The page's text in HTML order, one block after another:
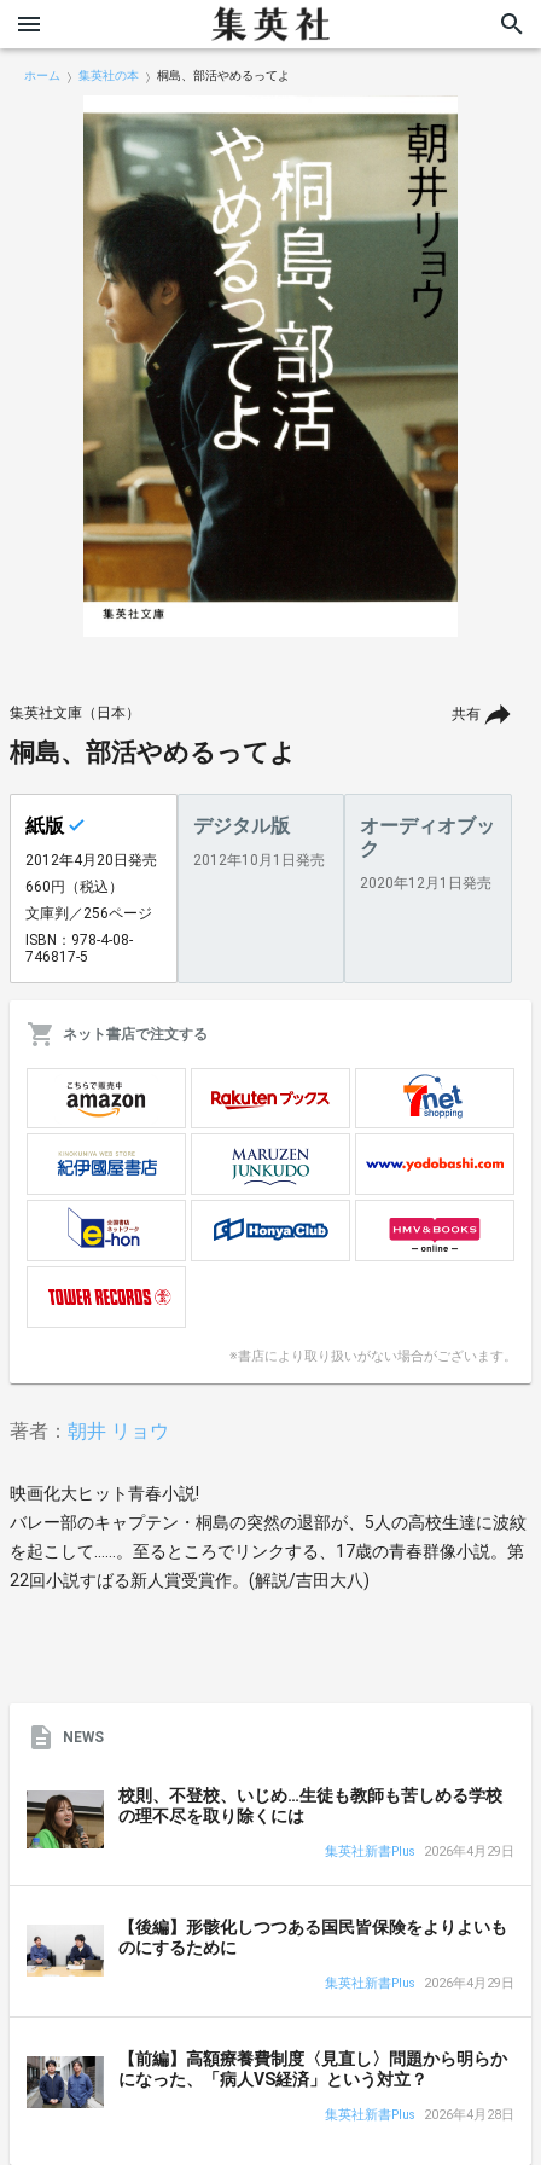
ホーム 集英社の本 桐島、部活やめるってよ
共有
集英社文庫（日本）
桐島、部活やめるってよ
紙版
2012年4月20日発売
660円（税込）
文庫判／256ページ
ISBN：978-4-08-
746817-5
デジタル版
2012年10月1日発売
オーディオブッ
ク
2020年12月1日発売
ネット書店で注文する
※書店により取り扱いがない場合がございます。
著者： 朝井 リョウ
映画化大ヒット青春小説!
バレー部のキャプテン・桐島の突然の退部が、5人の高校生達に波紋
を起こして……。至るところでリンクする、17歳の青春群像小説。第
22回小説すばる新人賞受賞作。(解説/吉田大八)
NEWS
校則、不登校、いじめ…生徒も教師も苦しめる学校
の理不尽を取り除くには
集英社新書Plus 2026年4月29日
【後編】形骸化しつつある国民皆保険をよりよいも
のにするために
集英社新書Plus 2026年4月29日
【前編】高額療養費制度〈見直し〉問題から明らか
になった、「病人VS経済」という対立？
集英社新書Plus 2026年4月28日